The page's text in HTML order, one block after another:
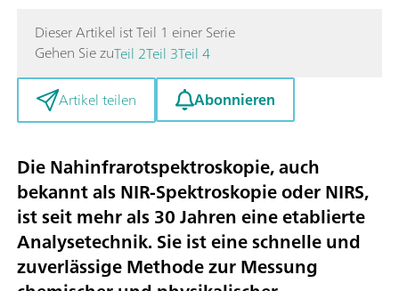
Dieser Artikel ist Teil 1 einer Serie
Gehen Sie zuTeil 2Teil 3Teil 4
Artikel teilen
Abonnieren
Die Nahinfrarotspektroskopie, auch
bekannt als NIR-Spektroskopie oder NIRS,
ist seit mehr als 30 Jahren eine etablierte
Analysetechnik. Sie ist eine schnelle und
zuverlässige Methode zur Messung